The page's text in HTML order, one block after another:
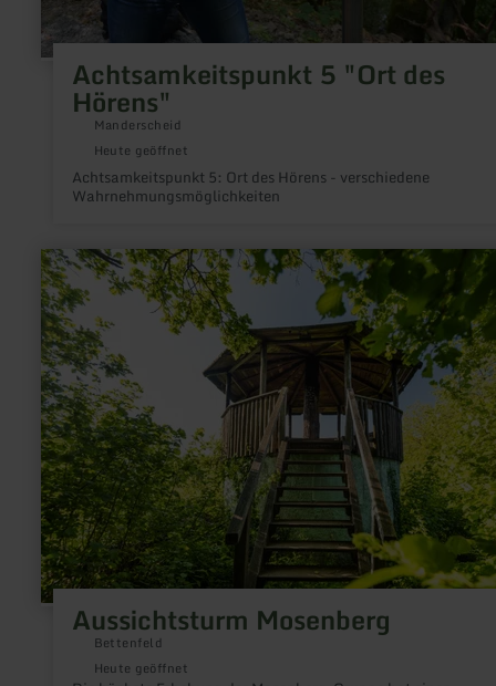
Achtsamkeitspunkt 5 "Ort des
Hörens"
Manderscheid
Heute geöffnet
Achtsamkeitspunkt 5: Ort des Hörens - verschiedene
Wahrnehmungsmöglichkeiten
Aussichtsturm Mosenberg
Bettenfeld
Heute geöffnet
mehr
erfahren
zu:
Aussichtsturm
Mosenberg